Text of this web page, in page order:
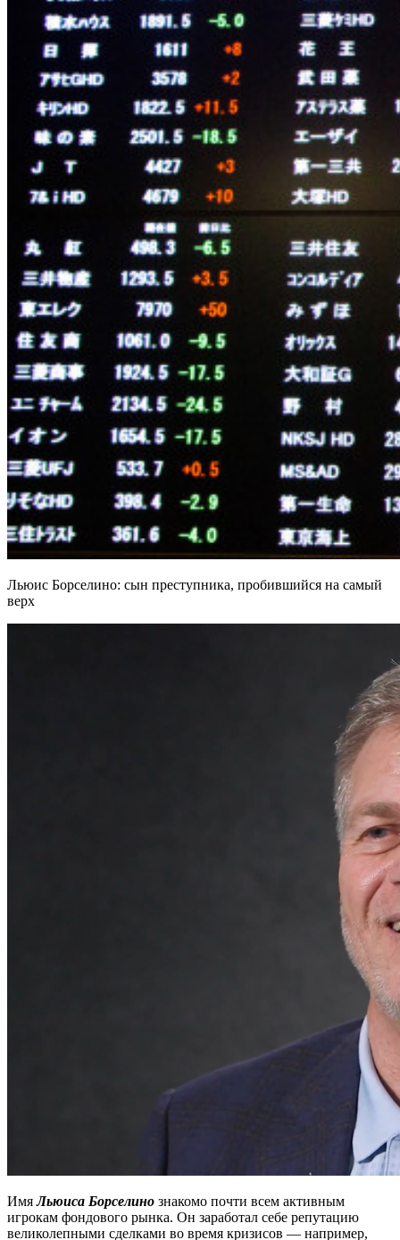
Льюис Борселино: сын преступника, пробившийся на самый
верх
ИмяЛьюиса Борселино знакомо почти всем активным
игрокам фондового рынка. Он заработал себе репутацию
великолепными сделками во время кризисов — например,